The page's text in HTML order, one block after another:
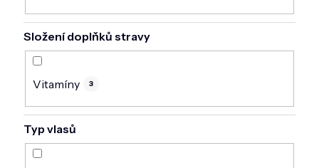
Složení doplňků stravy
Vitamíny 3
Typ vlasů